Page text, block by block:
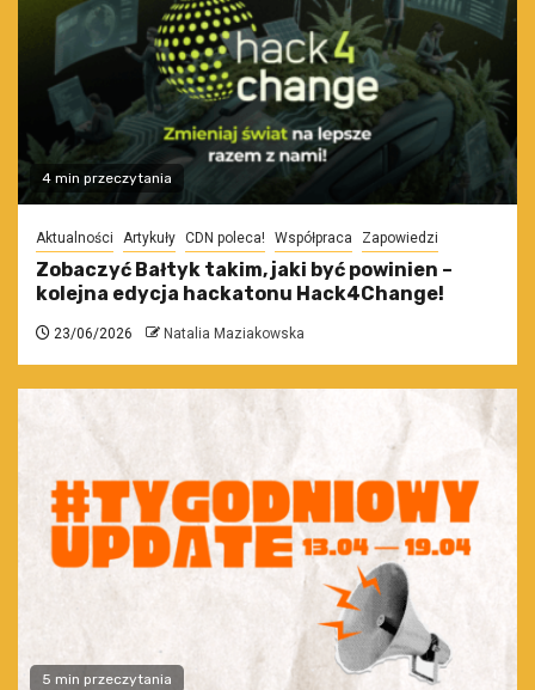
4 min przeczytania
Aktualności Artykuły CDN poleca! Współpraca Zapowiedzi
Zobaczyć Bałtyk takim, jaki być powinien –
kolejna edycja hackatonu Hack4Change!
23/06/2026 Natalia Maziakowska
5 min przeczytania